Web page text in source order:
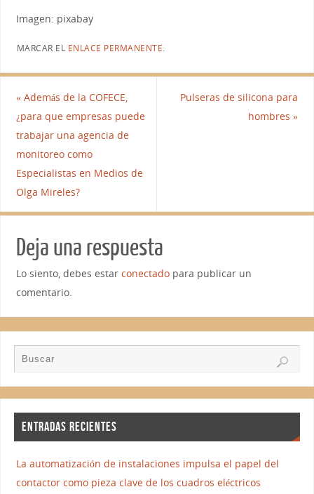
Imagen: pixabay
MARCAR EL ENLACE PERMANENTE.
«Además de la COFECE,
¿para que empresas puede
trabajar una agencia de
monitoreo como
Especialistas en Medios de
Olga Mireles?
Pulseras de silicona para
hombres»
Deja una respuesta
Lo siento, debes estar conectadopara publicar un
comentario.
ENTRADAS RECIENTES
La automatización de instalaciones impulsa el papel del
contactor como pieza clave de los cuadros eléctricos